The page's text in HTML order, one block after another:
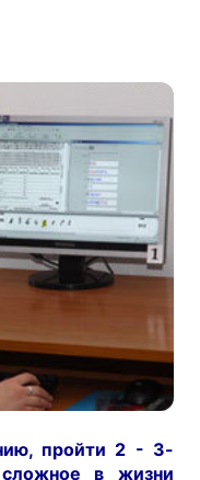
пройти 2 - 3-
в жизни